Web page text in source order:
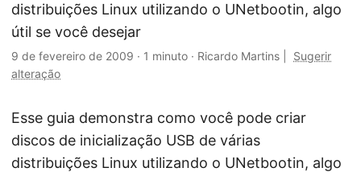
distribuições Linux utilizando o UNetbootin, algo
útil se você desejar
9 de fevereiro de 2009 · 1 minuto · Ricardo Martins
Sugerir
alteração
Esse guia demonstra como você pode criar
discos de inicialização USB de várias
distribuições Linux utilizando o UNetbootin, algo